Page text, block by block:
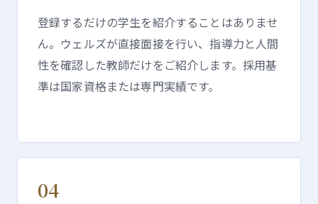
登録するだけの学生を紹介することはありませ
ん。ウェルズが直接面接を行い、指導力と人間
性を確認した教師だけをご紹介します。採用基
準は国家資格または専門実績です。
04